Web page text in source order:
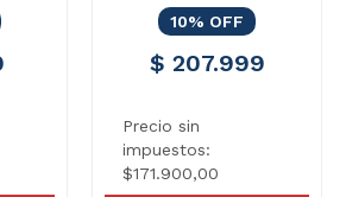
10% OFF
$ 207.999
Precio sin
impuestos:
$171.900,00